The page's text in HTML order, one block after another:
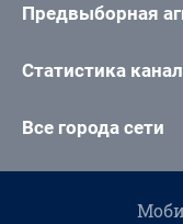
Предвыборная
Статистика
Все города сети